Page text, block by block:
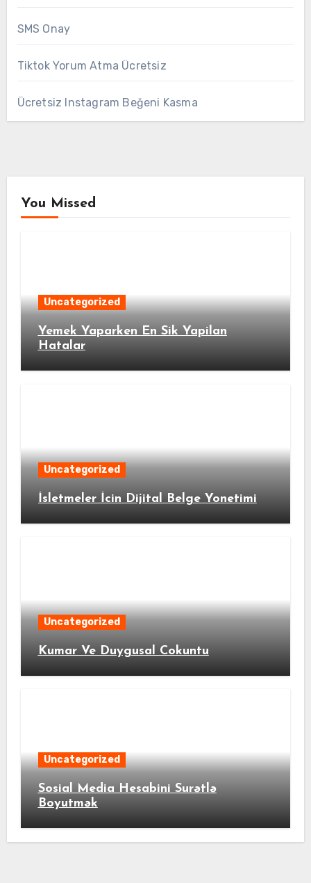
SMS Onay
Tiktok Yorum Atma Ücretsiz
Ücretsiz Instagram Beğeni Kasma
You Missed
Uncategorized
Yemek Yaparken En Sik Yapilan
Hatalar
Uncategorized
İsletmeler İcin Dijital Belge Yonetimi
Uncategorized
Kumar Ve Duygusal Cokuntu
Uncategorized
Sosial Media Hesabini Surətlə
Boyutmək